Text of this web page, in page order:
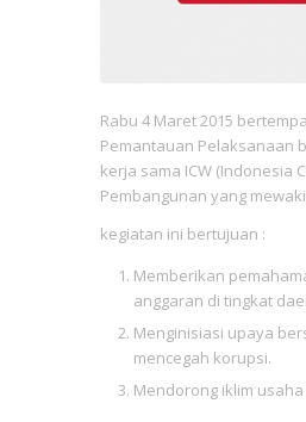
Rabu 4 Maret 2015
Pemantauan Pelaksanaan
kerja sama ICW (Indonesia
Pembangunan yang
kegiatan ini bertujuan :
Memberikan
anggaran di tingkat
Menginisiasi upaya
mencegah korupsi.
Mendorong iklim